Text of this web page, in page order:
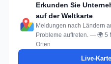
Erkunden Sie
auf der Weltkarte
Meldungen nach Ländern
Probleme auftreten. — 🌍 5
Orten
Live-